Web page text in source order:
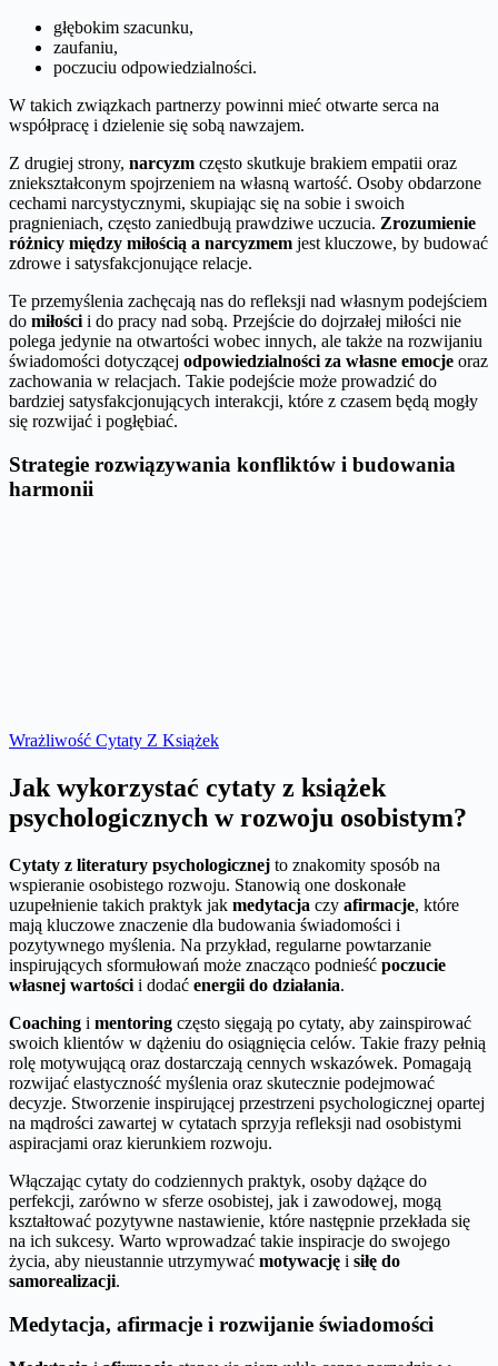
głębokim szacunku,
zaufaniu,
poczuciu odpowiedzialności.
W takich związkach partnerzy powinni mieć otwarte serca na
współpracę i dzielenie się sobą nawzajem.
Z drugiej strony, narcyzm często skutkuje brakiem empatii oraz
zniekształconym spojrzeniem na własną wartość. Osoby obdarzone
cechami narcystycznymi, skupiając się na sobie i swoich
pragnieniach, często zaniedbują prawdziwe uczucia. Zrozumienie
różnicy między miłością a narcyzmem jest kluczowe, by budować
zdrowe i satysfakcjonujące relacje.
Te przemyślenia zachęcają nas do refleksji nad własnym podejściem
do miłości i do pracy nad sobą. Przejście do dojrzałej miłości nie
polega jedynie na otwartości wobec innych, ale także na rozwijaniu
świadomości dotyczącej odpowiedzialności za własne emocje oraz
zachowania w relacjach. Takie podejście może prowadzić do
bardziej satysfakcjonujących interakcji, które z czasem będą mogły
się rozwijać i pogłębiać.
Strategie rozwiązywania konfliktów i budowania
harmonii
Wrażliwość Cytaty Z Książek
Jak wykorzystać cytaty z książek
psychologicznych w rozwoju osobistym?
Cytaty z literatury psychologicznej to znakomity sposób na
wspieranie osobistego rozwoju. Stanowią one doskonałe
uzupełnienie takich praktyk jak medytacja czy afirmacje, które
mają kluczowe znaczenie dla budowania świadomości i
pozytywnego myślenia. Na przykład, regularne powtarzanie
inspirujących sformułowań może znacząco podnieść poczucie
własnej wartości i dodać energii do działania.
Coaching i mentoring często sięgają po cytaty, aby zainspirować
swoich klientów w dążeniu do osiągnięcia celów. Takie frazy pełnią
rolę motywującą oraz dostarczają cennych wskazówek. Pomagają
rozwijać elastyczność myślenia oraz skutecznie podejmować
decyzje. Stworzenie inspirującej przestrzeni psychologicznej opartej
na mądrości zawartej w cytatach sprzyja refleksji nad osobistymi
aspiracjami oraz kierunkiem rozwoju.
Włączając cytaty do codziennych praktyk, osoby dążące do
perfekcji, zarówno w sferze osobistej, jak i zawodowej, mogą
kształtować pozytywne nastawienie, które następnie przekłada się
na ich sukcesy. Warto wprowadzać takie inspiracje do swojego
życia, aby nieustannie utrzymywać motywację i siłę do
samorealizacji.
Medytacja, afirmacje i rozwijanie świadomości